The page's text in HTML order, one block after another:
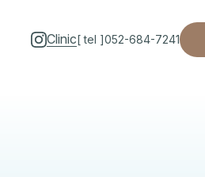
Clinic[ tel ]052-684-7241